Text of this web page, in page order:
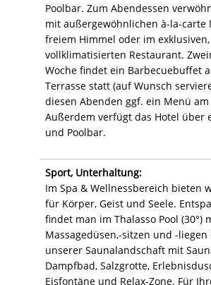
Poolbar. Zum Abendessen
mit außergewöhnlichen à-la-carte
freiem Himmel oder im exklusiven,
vollklimatisierten Restaurant.
Woche findet ein Barbecuebuffet
Terrasse statt (auf Wunsch
diesen Abenden ggf. ein Menü am
Außerdem verfügt das Hotel über
und Poolbar.
Sport, Unterhaltung:
Im Spa & Wellnessbereich bieten
für Körper, Geist und Seele.
findet man im Thalasso Pool (30°)
Massagedüsen,-sitzen und -liegen
unserer Saunalandschaft mit
Dampfbad, Salzgrotte,
Eisfontäne und Relax-Zone. Für